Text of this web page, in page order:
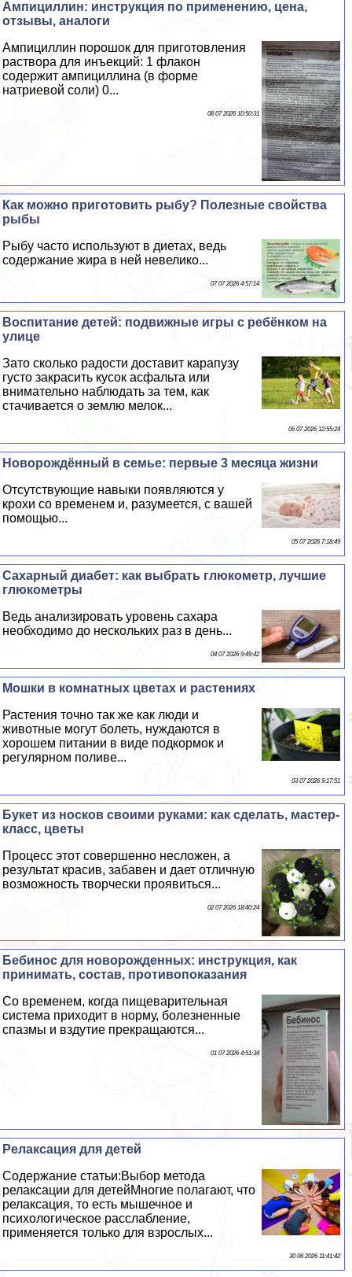
Ампициллин: инструкция по применению, цена,
отзывы, аналоги
Ампициллин порошок для приготовления
раствора для инъекций: 1 флакон
содержит ампициллина (в форме
натриевой соли) 0...
08 07 2026 10:50:31
Как можно приготовить рыбу? Полезные свойства
рыбы
Рыбу часто используют в диетах, ведь
содержание жира в ней невелико...
07 07 2026 4:57:14
Воспитание детей: подвижные игры с ребёнком на
улице
Зато сколько радости доставит карапузу
густо закрасить кусок асфальта или
внимательно наблюдать за тем, как
стачивается о землю мелок...
06 07 2026 12:55:24
Новорождённый в семье: первые 3 месяца жизни
Отсутствующие навыки появляются у
крохи со временем и, разумеется, с вашей
помощью...
05 07 2026 7:18:49
Сахарный диабет: как выбрать глюкометр, лучшие
глюкометры
Ведь анализировать уровень сахара
необходимо до нескольких раз в день...
04 07 2026 9:49:42
Мошки в комнатных цветах и растениях
Растения точно так же как люди и
животные могут болеть, нуждаются в
хорошем питании в виде подкормок и
регулярном поливе...
03 07 2026 9:17:51
Букет из носков своими руками: как сделать, мастер-
класс, цветы
Процесс этот совершенно несложен, а
результат красив, забавен и дает отличную
возможность творчески проявиться...
02 07 2026 18:40:24
Бебинос для новорожденных: инструкция, как
принимать, состав, противопоказания
Со временем, когда пищеварительная
система приходит в норму, болезненные
спазмы и вздутие прекращаются...
01 07 2026 4:51:34
Релаксация для детей
Содержание статьи:Выбор метода
релаксации для детейМногие полагают, что
релаксация, то есть мышечное и
психологическое расслабление,
применяется только для взрослых...
30 06 2026 11:41:42